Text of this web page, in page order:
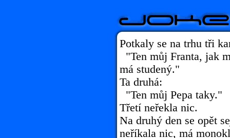
Potkaly se na trhu tři
"Ten můj Franta, jak
má studený."
Ta druhá:
"Ten můj Pepa taky."
Třetí neřekla nic.
Na druhý den se opět
neříkala nic, má